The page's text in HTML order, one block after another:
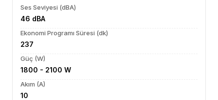
Ses Seviyesi (dBA)
46 dBA
Ekonomi Programı Süresi (dk)
237
Güç (W)
1800 - 2100 W
Akım (A)
10